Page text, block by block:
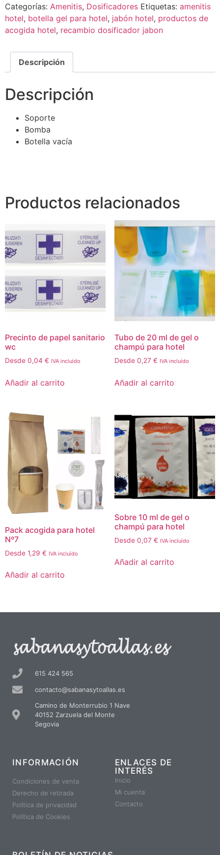
Categorías: Amenitis, Dosificadores Etiquetas: amenitis
hotel, botella gel para hotel, jabón hotel, productos de
acogida hotel, recambio dosificador jabon
Descripción
Descripción
Soporte
Bomba
Botella vacía
Productos relacionados
Precinto de papel sanitario
wc
Desde 0,04 € IVA incluído
Añadir al carrito
Tubo de 20 ml de gel o
champú para hotel
Desde 0,27 € IVA incluído
Añadir al carrito
Pack acogida para hotel
Nº7
Desde 1,29 € IVA incluído
Añadir al carrito
Sobre 10 ml de gel o
champú para hotel
Desde 0,07 € IVA incluído
Añadir al carrito
615 424 565
contacto@sabanasytoallas.es
Camino de Monterrubio 1 Nave
40152 Zarzuela del Monte
Segovia
INFORMACIÓN
Condiciones de venta
Derecho de retirada
Política de privacidad
Política de Cookies
ENLACES DE
INTERÉS
Inicio
Mi cuenta
Contacto